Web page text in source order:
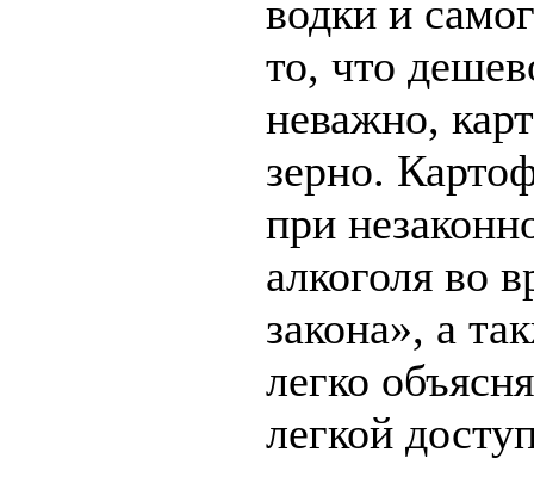
водки и
то, что
неважно,
зерно.
при
алкоголя во
закона», а
легко
легкой